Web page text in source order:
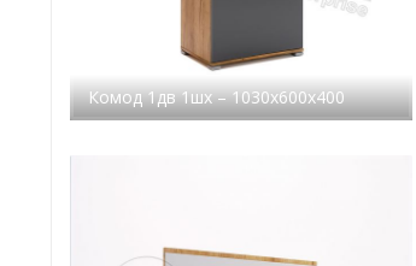
Комод 1дв 1шх – 1030x600x400